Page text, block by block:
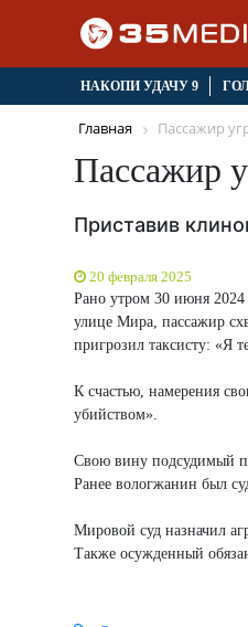
НАКОПИ УДАЧУ 9
Главная Пассажир
Пассажир
Приставив
20 февраля 2025
Рано утром 30 июня
улице Мира, пассажир
пригрозил таксисту: «Я
К счастью, намерения
убийством».
Свою вину подсудимый
Ранее вологжанин был
Мировой суд назначил
Также осужденный